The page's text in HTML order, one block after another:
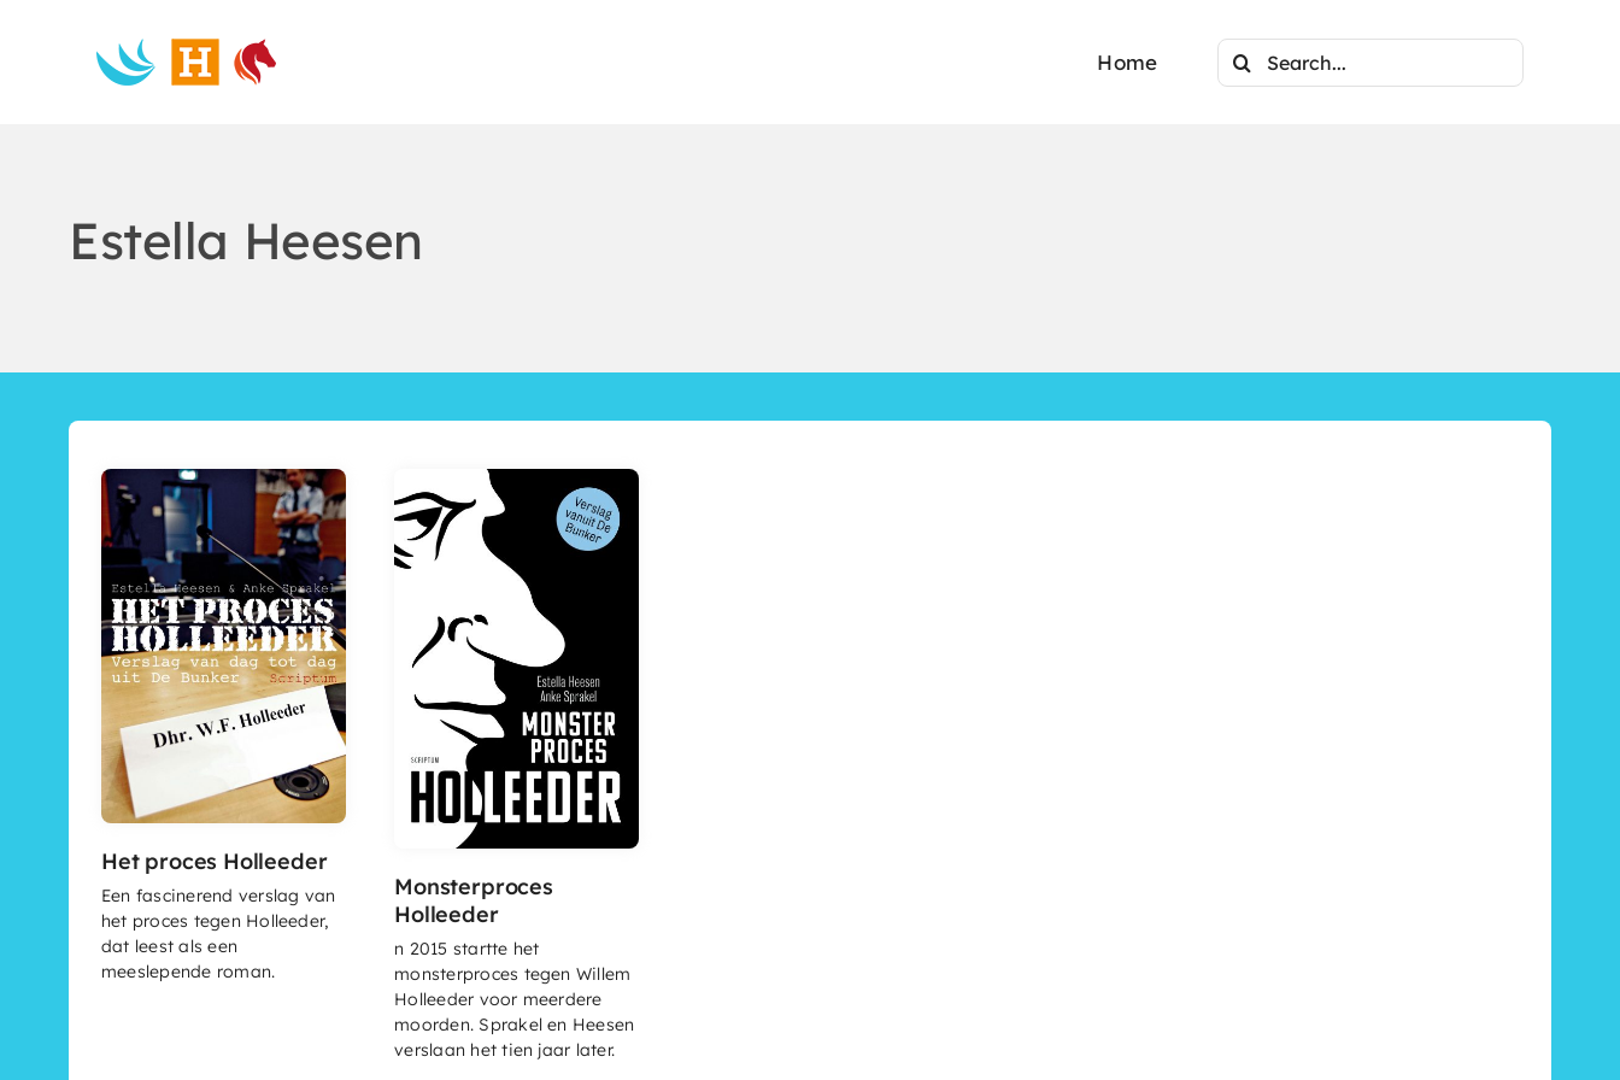
Home
Search
for:
Estella Heesen
Het proces Holleeder
Een fascinerend verslag van
het proces tegen Holleeder,
dat leest als een
meeslepende roman.
Monsterproces
Holleeder
n 2015 startte het
monsterproces tegen Willem
Holleeder voor meerdere
moorden. Sprakel en Heesen
verslaan het tien jaar later.